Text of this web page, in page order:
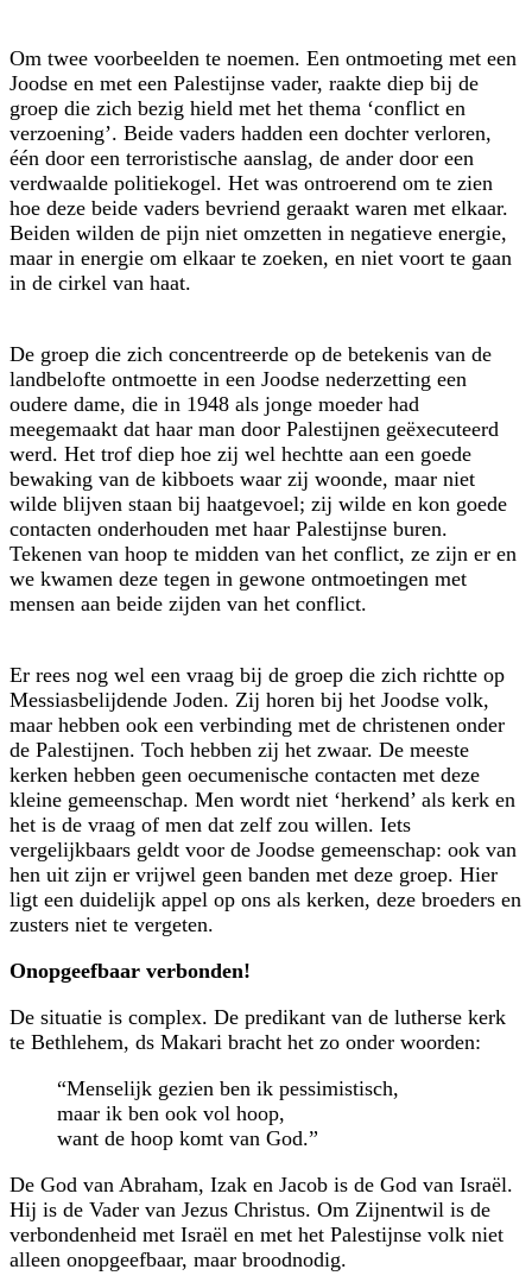
Om twee voorbeelden te noemen. Een ontmoeting met een
Joodse en met een Palestijnse vader, raakte diep bij de
groep die zich bezig hield met het thema ‘conflict en
verzoening’. Beide vaders hadden een dochter verloren,
één door een terroristische aanslag, de ander door een
verdwaalde politiekogel. Het was ontroerend om te zien
hoe deze beide vaders bevriend geraakt waren met elkaar.
Beiden wilden de pijn niet omzetten in negatieve energie,
maar in energie om elkaar te zoeken, en niet voort te gaan
in de cirkel van haat.
De groep die zich concentreerde op de betekenis van de
landbelofte ontmoette in een Joodse nederzetting een
oudere dame, die in 1948 als jonge moeder had
meegemaakt dat haar man door Palestijnen geëxecuteerd
werd. Het trof diep hoe zij wel hechtte aan een goede
bewaking van de kibboets waar zij woonde, maar niet
wilde blijven staan bij haatgevoel; zij wilde en kon goede
contacten onderhouden met haar Palestijnse buren.
Tekenen van hoop te midden van het conflict, ze zijn er en
we kwamen deze tegen in gewone ontmoetingen met
mensen aan beide zijden van het conflict.
Er rees nog wel een vraag bij de groep die zich richtte op
Messiasbelijdende Joden. Zij horen bij het Joodse volk,
maar hebben ook een verbinding met de christenen onder
de Palestijnen. Toch hebben zij het zwaar. De meeste
kerken hebben geen oecumenische contacten met deze
kleine gemeenschap. Men wordt niet ‘herkend’ als kerk en
het is de vraag of men dat zelf zou willen. Iets
vergelijkbaars geldt voor de Joodse gemeenschap: ook van
hen uit zijn er vrijwel geen banden met deze groep. Hier
ligt een duidelijk appel op ons als kerken, deze broeders en
zusters niet te vergeten.
Onopgeefbaar verbonden!
De situatie is complex. De predikant van de lutherse kerk
te Bethlehem, ds Makari bracht het zo onder woorden:
“Menselijk gezien ben ik pessimistisch,
maar ik ben ook vol hoop,
want de hoop komt van God.”
De God van Abraham, Izak en Jacob is de God van Israël.
Hij is de Vader van Jezus Christus. Om Zijnentwil is de
verbondenheid met Israël en met het Palestijnse volk niet
alleen onopgeefbaar, maar broodnodig.